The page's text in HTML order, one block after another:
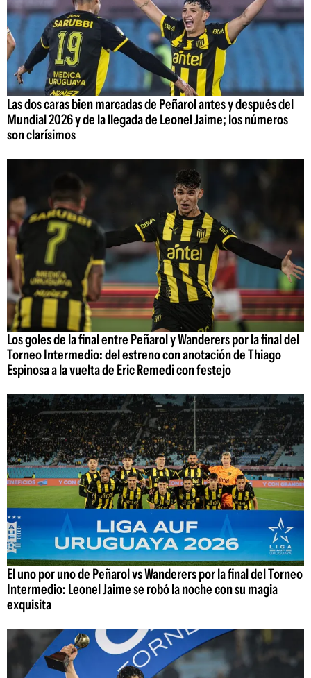
Las dos caras bien marcadas de Peñarol antes y después del
Mundial 2026 y de la llegada de Leonel Jaime; los números
son clarísimos
Los goles de la final entre Peñarol y Wanderers por la final del
Torneo Intermedio: del estreno con anotación de Thiago
Espinosa a la vuelta de Eric Remedi con festejo
El uno por uno de Peñarol vs Wanderers por la final del Torneo
Intermedio: Leonel Jaime se robó la noche con su magia
exquisita